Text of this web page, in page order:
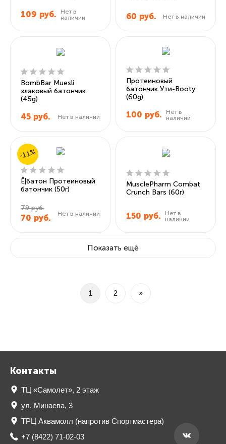
109 руб.
Нет в
наличии
60 руб. Нет в наличии
BombBar Muesli
злаковый батончик
(45g)
45 руб. Нет в наличии
Протеиновый
батончик Ути-Booty
(60g)
100 руб.
Нет в
наличии
Ё|батон Протеиновый
батончик (50г)
79 руб.
70 руб. Нет в наличии
-11%
MusclePharm Combat
Crunch Bars (60г)
150 руб.
Нет в
наличии
Показать ещё
1 2 »
Контакты
ТЦ «Самолет», 2 этаж
ул. Минаева, 3
ТРЦ Аквамолл (напротив Спортмастера)
+7 (8422) 71-02-03